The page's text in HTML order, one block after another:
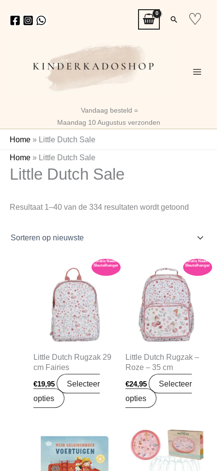
naar
Zoeken
♡
Vandaag besteld =
Maandag 10 Augustus verzonden
Home » Little Dutch Sale
Home » Little Dutch Sale
Little Dutch Sale
Resultaat 1–40 van de 334 resultaten wordt getoond
Gratis Naam
Sleutelhanger
Little Dutch Rugzak 29
cm Fairies
€19,95
Selecteer
opties
Gratis Naam
Sleutelhanger
Little Dutch Rugzak –
Roze – 35 cm
€24,95
Selecteer
opties
prijs
was:
€16,95.
prijs
is:
€15,99.
Oorspronkelijke
prijs
was:
€24,99.
Huidige
prijs
is:
€19,99.